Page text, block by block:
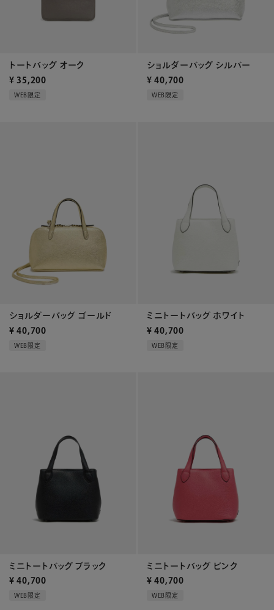
トートバッグ オーク
¥ 35,200
WEB限定
ショルダーバッグ シルバー
¥ 40,700
WEB限定
ショルダーバッグ ゴールド
¥ 40,700
WEB限定
ミニトートバッグ ホワイト
¥ 40,700
WEB限定
ミニトートバッグ ブラック
¥ 40,700
WEB限定
ミニトートバッグ ピンク
¥ 40,700
WEB限定